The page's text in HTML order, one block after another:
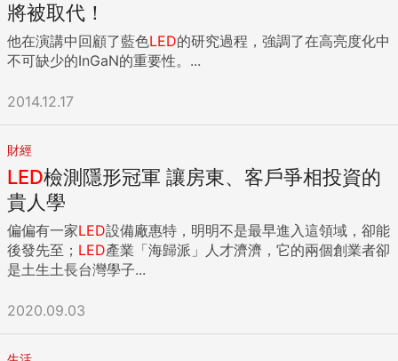
將被取代！
他在演講中回顧了藍色LED的研究過程，強調了在高亮度化中
不可缺少的InGaN的重要性。...
2014.12.17
財經
LED檢測隱形冠軍 讓房東、客戶爭相投資的
貴人學
偏偏有一家LED設備廠惠特，明明不是最早進入這領域，卻能
後發先至； LED產業「海歸派」人才濟濟，它的兩個創業者卻
是土生土長台灣學子...
2020.09.03